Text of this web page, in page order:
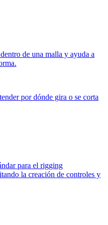
de una malla y ayuda a
por dónde gira o se corta
para el rigging
la creación de controles y